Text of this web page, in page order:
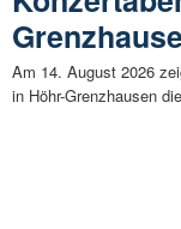
Am 14. August 2026
in Höhr-Grenzhausen